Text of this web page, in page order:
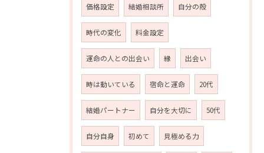
価格設定 結婚相談所 自分の殻
時代の変化 料金設定
運命の人との出会い 縁 出会い
時は動いている 宿命と運命 20代
結婚パートナー 自分を大切に 50代
自分自身 初めて 見極める力